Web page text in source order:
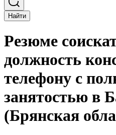
Найти
Резюме
должность
телефону с
занятостью в
(Брянская